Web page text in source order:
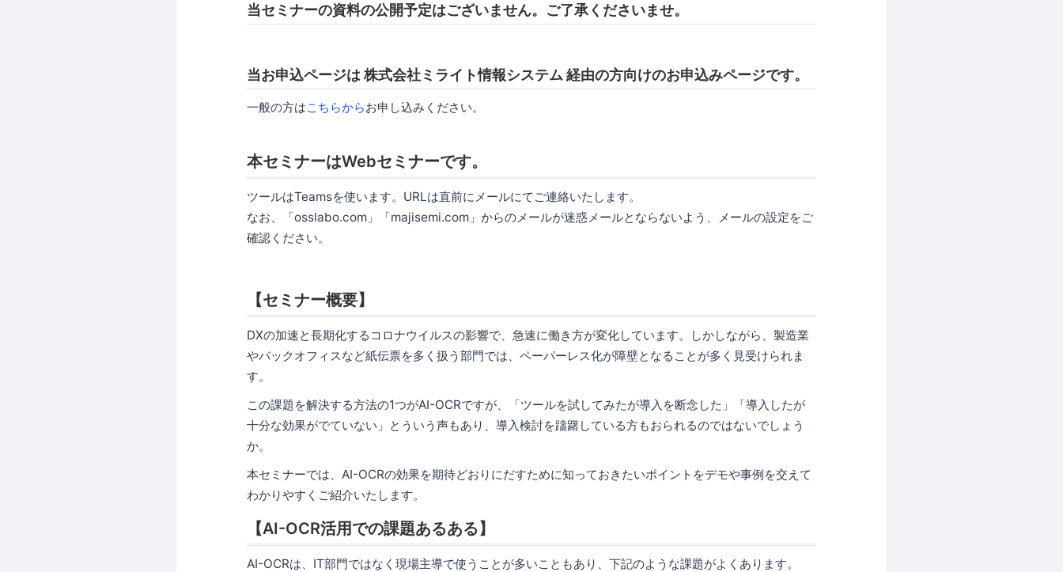
当セミナーの資料の公開予定はございません。ご了承くださいませ。
当お申込ページは 株式会社ミライト情報システム 経由の方向けのお申込みページです。
一般の方はこちらからお申し込みください。
本セミナーはWebセミナーです。
ツールはTeamsを使います。URLは直前にメールにてご連絡いたします。
なお、「osslabo.com」「majisemi.com」からのメールが迷惑メールとならないよう、メールの設定をご
確認ください。
【セミナー概要】
DXの加速と長期化するコロナウイルスの影響で、急速に働き方が変化しています。しかしながら、製造業
やバックオフィスなど紙伝票を多く扱う部門では、ペーパーレス化が障壁となることが多く見受けられま
す。
この課題を解決する方法の1つがAI-OCRですが、「ツールを試してみたが導入を断念した」「導入したが
十分な効果がでていない」とういう声もあり、導入検討を躊躇している方もおられるのではないでしょう
か。
本セミナーでは、AI-OCRの効果を期待どおりにだすために知っておきたいポイントをデモや事例を交えて
わかりやすくご紹介いたします。
【AI-OCR活用での課題あるある】
AI-OCRは、IT部門ではなく現場主導で使うことが多いこともあり、下記のような課題がよくあります。